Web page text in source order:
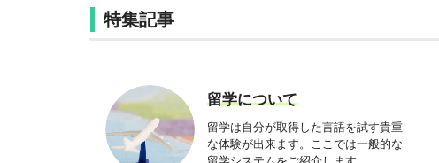
特集記事
留学について
留学は自分が取得した言語を試す貴重
な体験が出来ます。ここでは一般的な